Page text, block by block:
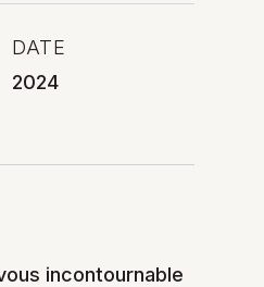
DATE
2024
incontournable